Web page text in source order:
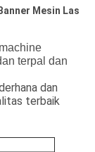
Mesin Las
terpal dan
dan
terbaik